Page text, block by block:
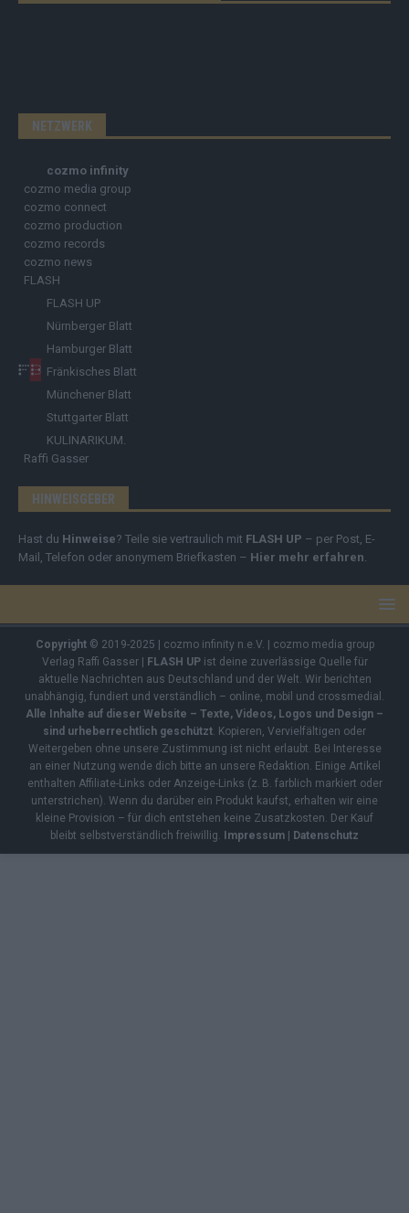
NETZWERK
cozmo infinity
cozmo media group
cozmo connect
cozmo production
cozmo records
cozmo news
FLASH
FLASH UP
Nürnberger Blatt
Hamburger Blatt
Fränkisches Blatt
Münchener Blatt
Stuttgarter Blatt
KULINARIKUM.
Raffi Gasser
HINWEISGEBER
Hast du Hinweise? Teile sie vertraulich mit FLASH UP – per Post, E-
Mail, Telefon oder anonymem Briefkasten – Hier mehr erfahren.
Copyright© 2019-2025 | cozmo infinity n.e.V. | cozmo media group
Verlag Raffi Gasser |
FLASH UPist deine zuverlässige Quelle für
aktuelle Nachrichten aus Deutschland und der Welt. Wir berichten
unabhängig, fundiert und verständlich – online, mobil und crossmedial.
Alle Inhalte auf dieser Website – Texte, Videos, Logos und Design –
sind urheberrechtlich geschützt. Kopieren, Vervielfältigen oder
Weitergeben ohne unsere Zustimmung ist nicht erlaubt. Bei Interesse
an einer Nutzung wende dich bitte an unsere Redaktion. Einige Artikel
enthalten Affiliate-Links oder Anzeige-Links (z. B. farblich markiert oder
unterstrichen). Wenn du darüber ein Produkt kaufst, erhalten wir eine
kleine Provision – für dich entstehen keine Zusatzkosten. Der Kauf
bleibt selbstverständlich freiwillig.
Impressum Datenschutz